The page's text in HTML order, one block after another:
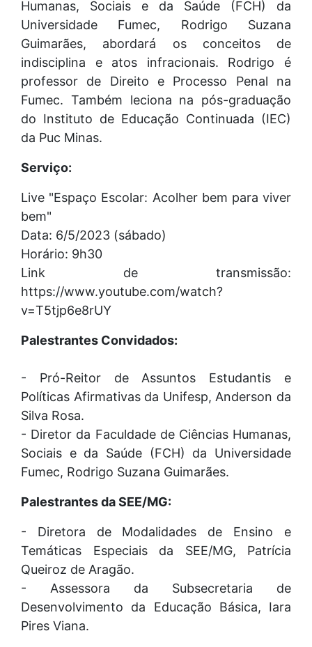
Humanas, Sociais e da Saúde (FCH) da
Universidade Fumec, Rodrigo Suzana
Guimarães, abordará os conceitos de
indisciplina e atos infracionais. Rodrigo é
professor de Direito e Processo Penal na
Fumec. Também leciona na pós-graduação
do Instituto de Educação Continuada (IEC)
da Puc Minas.
Serviço:
Live "Espaço Escolar: Acolher bem para viver
bem"
Data: 6/5/2023 (sábado)
Horário: 9h30
Link de transmissão:
https://www.youtube.com/watch?
v=T5tjp6e8rUY
Palestrantes Convidados:
- Pró-Reitor de Assuntos Estudantis e
Políticas Afirmativas da Unifesp, Anderson da
Silva Rosa.
- Diretor da Faculdade de Ciências Humanas,
Sociais e da Saúde (FCH) da Universidade
Fumec, Rodrigo Suzana Guimarães.
Palestrantes da SEE/MG:
- Diretora de Modalidades de Ensino e
Temáticas Especiais da SEE/MG, Patrícia
Queiroz de Aragão.
- Assessora da Subsecretaria de
Desenvolvimento da Educação Básica, Iara
Pires Viana.